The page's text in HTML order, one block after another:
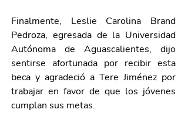
Finalmente, Leslie Carolina Brand
Pedroza, egresada de la Universidad
Autónoma de Aguascalientes, dijo
sentirse afortunada por recibir esta
beca y agradeció a Tere Jiménez por
trabajar en favor de que los jóvenes
cumplan sus metas.